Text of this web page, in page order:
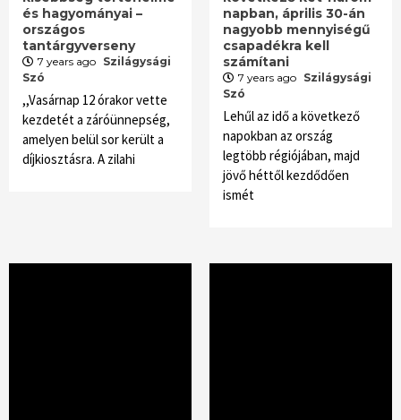
és hagyományai –
országos
tantárgyverseny
7 years ago Szilágysági
Szó
,,Vasárnap 12 órakor vette
kezdetét a záróünnepség,
amelyen belül sor került a
díjkiosztásra. A zilahi
napban, április 30-án
nagyobb mennyiségű
csapadékra kell
számítani
7 years ago Szilágysági
Szó
Lehűl az idő a következő
napokban az ország
legtöbb régiójában, majd
jövő héttől kezdődően
ismét